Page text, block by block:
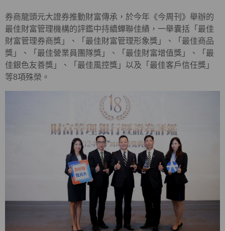
券商龍頭元大證券推動財富傳承，於今年《今周刊》舉辦的
最佳財富管理機構的評鑑中持續蟬聯佳績，一舉囊括「最佳
財富管理券商獎」、「最佳財富管理形象獎」、「最佳商品
獎」、「最佳營業員團隊獎」、「最佳財富增值獎」、「最
佳銀色友善獎」、「最佳風控獎」以及「最佳客戶信任獎」
等8項殊榮。